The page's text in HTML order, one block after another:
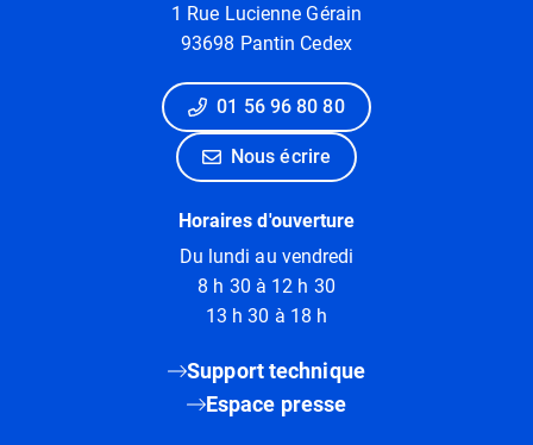
1 Rue Lucienne Gérain
93698 Pantin Cedex
01 56 96 80 80
Nous écrire
Horaires d'ouverture
Du lundi au vendredi
8 h 30 à 12 h 30
13 h 30 à 18 h
Support technique
Espace presse